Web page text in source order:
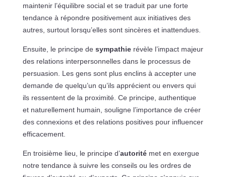
maintenir l’équilibre social et se traduit par une forte
tendance à répondre positivement aux initiatives des
autres, surtout lorsqu’elles sont sincères et inattendues.
Ensuite, le principe de sympathierévèle l’impact majeur
des relations interpersonnelles dans le processus de
persuasion. Les gens sont plus enclins à accepter une
demande de quelqu’un qu’ils apprécient ou envers qui
ils ressentent de la proximité. Ce principe, authentique
et naturellement humain, souligne l’importance de créer
des connexions et des relations positives pour influencer
efficacement.
En troisième lieu, le principe d’autoritémet en exergue
notre tendance à suivre les conseils ou les ordres de